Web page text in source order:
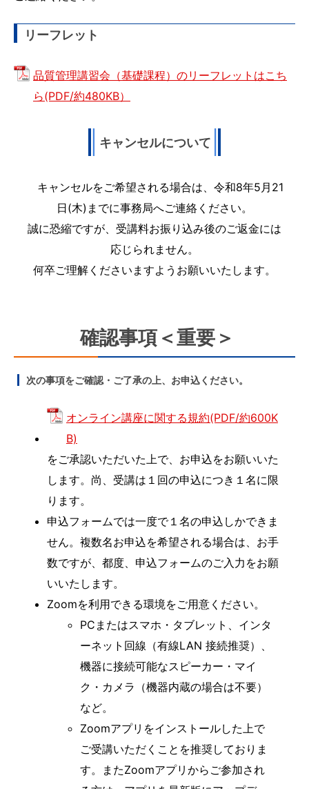
リーフレット
品質管理講習会（基礎課程）のリーフレットはこち
ら(PDF/約480KB）
キャンセルについて
キャンセルをご希望される場合は、令和8年5月21
日(木)までに事務局へご連絡ください。
誠に恐縮ですが、受講料お振り込み後のご返金には
応じられません。
何卒ご理解くださいますようお願いいたします。
確認事項＜重要＞
次の事項をご確認・ご了承の上、お申込ください。
オンライン講座に関する規約(PDF/約600K
B)
をご承認いただいた上で、お申込をお願いいた
します。尚、受講は１回の申込につき１名に限
ります。
申込フォームでは一度で１名の申込しかできま
せん。複数名お申込を希望される場合は、お手
数ですが、都度、申込フォームのご入力をお願
いいたします。
Zoomを利用できる環境をご用意ください。
PCまたはスマホ・タブレット、インタ
ーネット回線（有線LAN 接続推奨）、
機器に接続可能なスピーカー・マイ
ク・カメラ（機器内蔵の場合は不要）
など。
Zoomアプリをインストールした上で
ご受講いただくことを推奨しておりま
す。またZoomアプリからご参加され